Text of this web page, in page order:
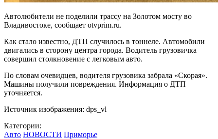
Автолюбители не поделили трассу на Золотом мосту во
Владивостоке, сообщает otvprim.ru.
Как стало известно, ДТП случилось в тоннеле. Автомобили
двигались в сторону центра города. Водитель грузовичка
совершил столкновение с легковым авто.
По словам очевидцев, водителя грузовика забрала «Скорая».
Машины получили повреждения. Информация о ДТП
уточняется.
Источник изображения: dps_vl
Категории:
Авто НОВОСТИ Приморье